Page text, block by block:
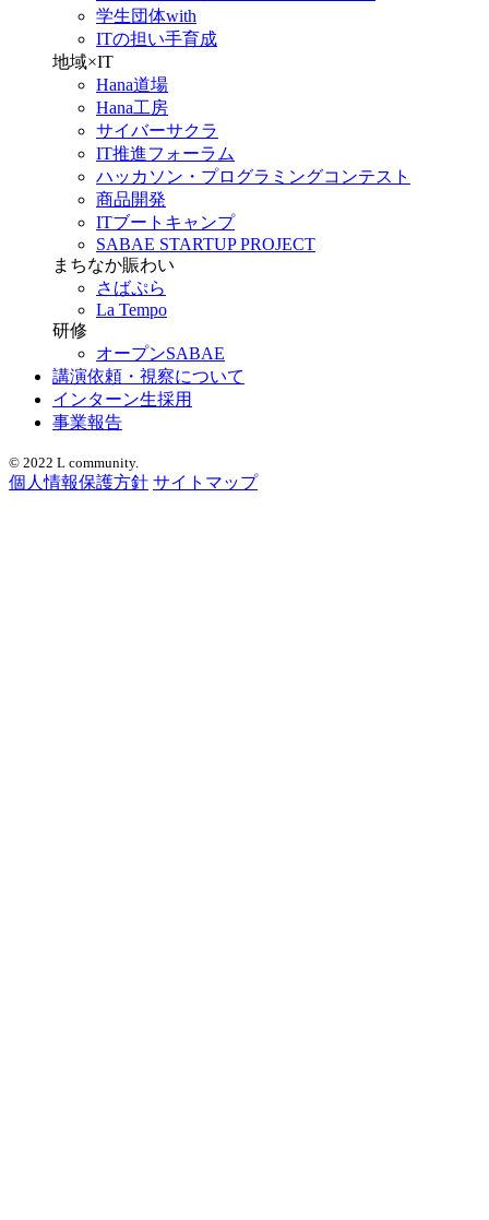
学生団体with
ITの担い手育成
地域×IT
Hana道場
Hana工房
サイバーサクラ
IT推進フォーラム
ハッカソン・プログラミングコンテスト
商品開発
ITブートキャンプ
SABAE STARTUP PROJECT
まちなか賑わい
さばぷら
La Tempo
研修
オープンSABAE
講演依頼・視察について
インターン生採用
事業報告
© 2022 L community.
個人情報保護方針 サイトマップ